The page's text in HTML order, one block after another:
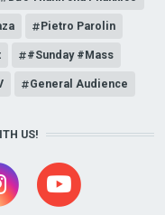
Pietro Parolin
#Sunday #Mass
General Audience
US!